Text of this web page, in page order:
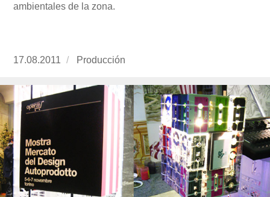
ambientales de la zona.
Publicado
17.08.2011 https://www.experimenta.es/author/
Producción